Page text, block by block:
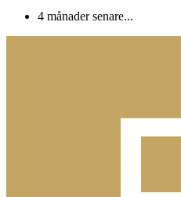
4 månader senare...